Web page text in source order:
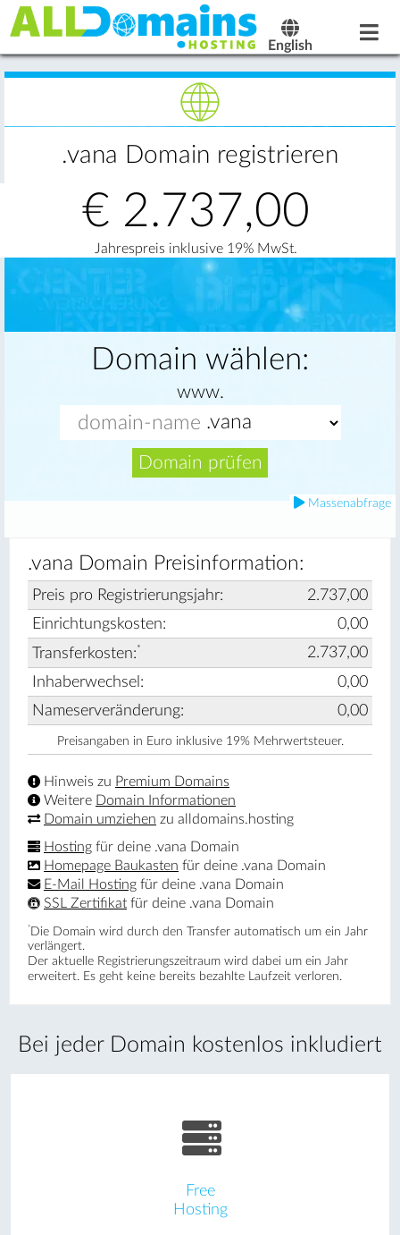
English
.vana Domain registrieren
€ 2.737,00
Jahrespreis inklusive 19% MwSt.
Domain wählen:
www.
Domain prüfen
Massenabfrage
Bei jeder Domain kostenlos inkludiert
Free
Hosting
.vana Domain Preisinformation:
Preis pro Registrierungsjahr:
2.737,00
Einrichtungskosten:
0,00
Transferkosten:*
2.737,00
Inhaberwechsel:
0,00
Nameserveränderung:
0,00
Preisangaben in Euro inklusive 19% Mehrwertsteuer.
Hinweis zu Premium Domains
Weitere Domain Informationen
Domain umziehen zu alldomains.hosting
Hosting für deine .vana Domain
Homepage Baukasten für deine .vana Domain
E-Mail Hosting für deine .vana Domain
SSL Zertifikat für deine .vana Domain
* Die Domain wird durch den Transfer automatisch um ein Jahr
verlängert.
Der aktuelle Registrierungs­zeitraum wird dabei um ein Jahr
erweitert. Es geht keine bereits bezahlte Laufzeit verloren.